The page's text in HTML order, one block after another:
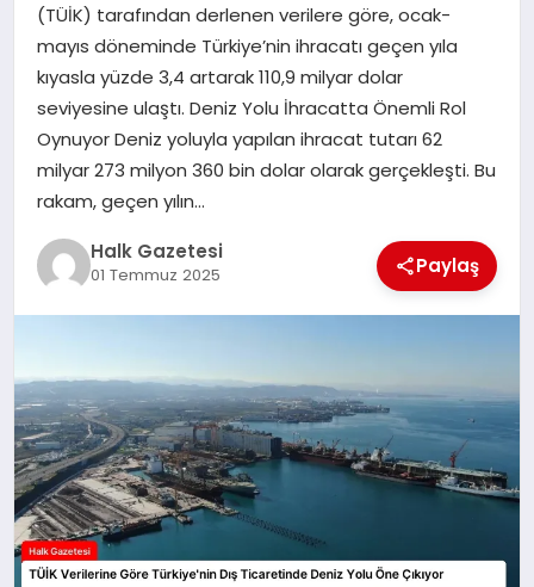
MAGAZIN
SAĞLIK
SIYASET
SPOR
TEKNOLOJI
YAŞAM
(TÜİK) tarafından derlenen verilere göre, ocak-
mayıs döneminde Türkiye’nin ihracatı geçen yıla
kıyasla yüzde 3,4 artarak 110,9 milyar dolar
seviyesine ulaştı. Deniz Yolu İhracatta Önemli Rol
Oynuyor Deniz yoluyla yapılan ihracat tutarı 62
milyar 273 milyon 360 bin dolar olarak gerçekleşti. Bu
rakam, geçen yılın…
Halk Gazetesi
01 Temmuz 2025 Paylaş